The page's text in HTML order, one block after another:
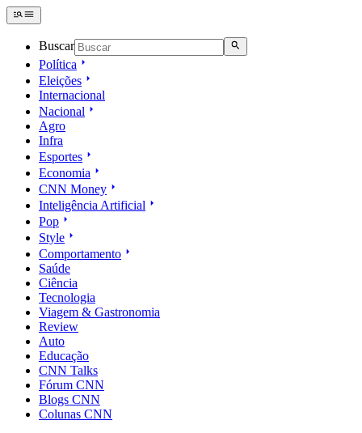
Buscar
Política
Eleições
Internacional
Nacional
Agro
Infra
Esportes
Economia
CNN Money
Inteligência Artificial
Pop
Style
Comportamento
Saúde
Ciência
Tecnologia
Viagem & Gastronomia
Review
Auto
Educação
CNN Talks
Fórum CNN
Blogs CNN
Colunas CNN